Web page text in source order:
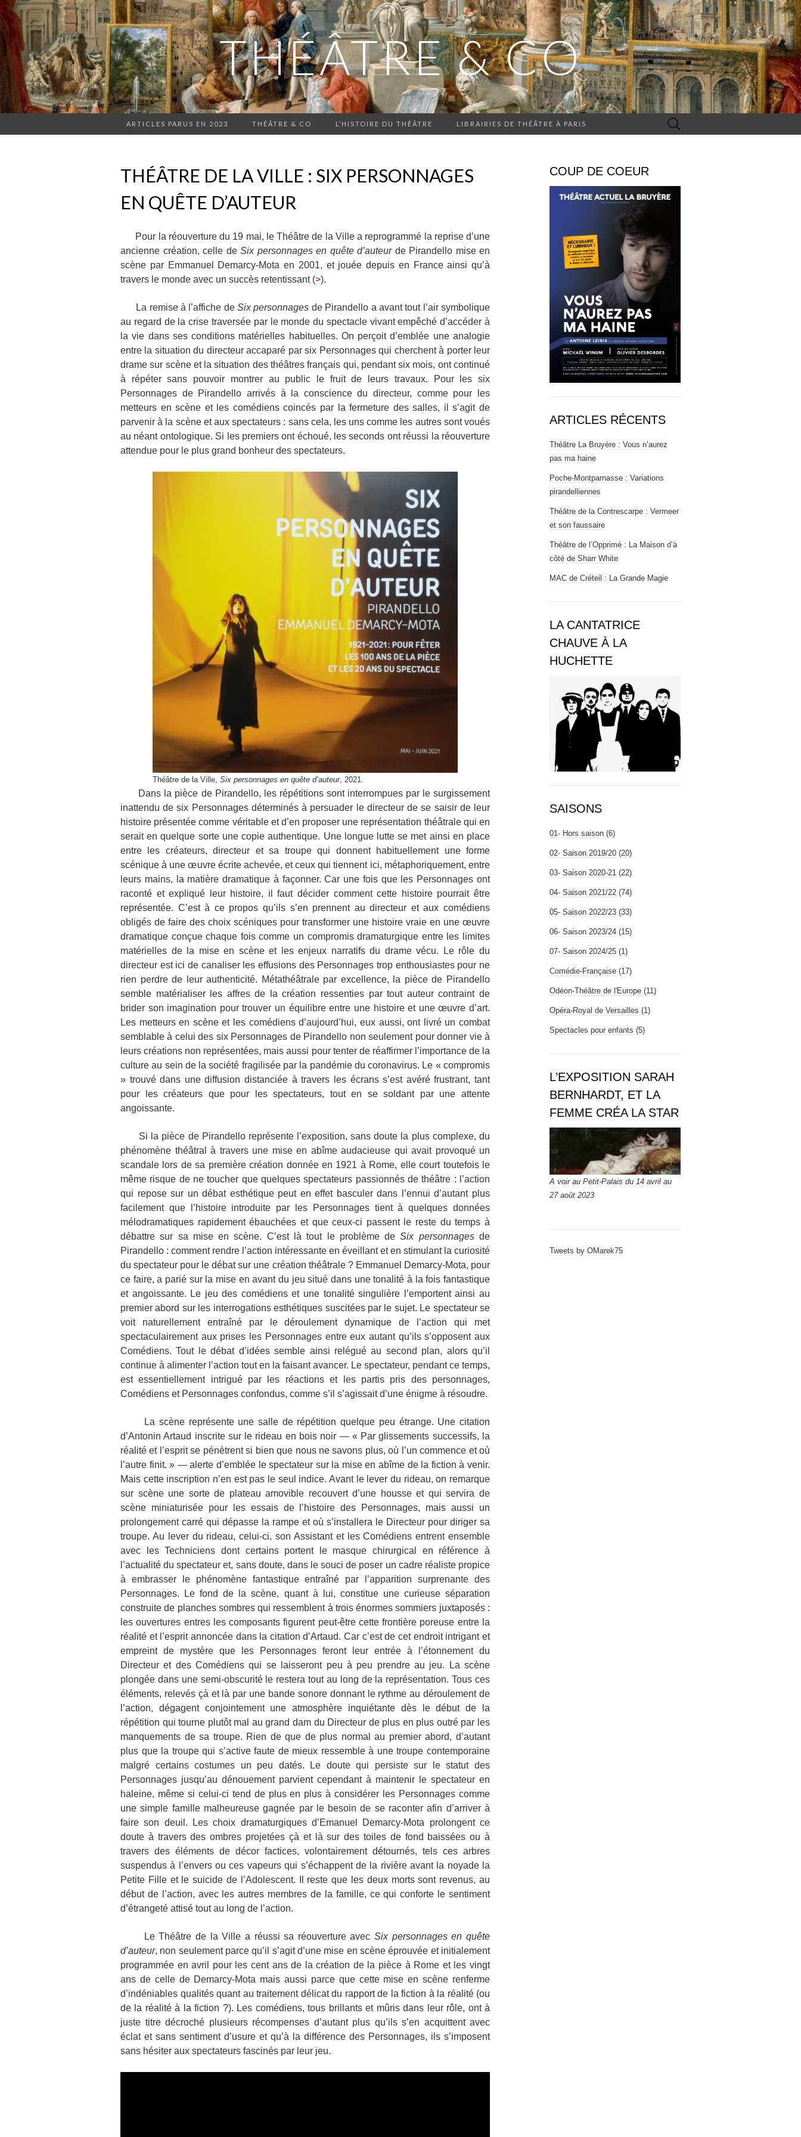
THÉÂTRE & CO
ARTICLES PARUS EN 2023 THÉÂTRE & CO L’HISTOIRE DU THÉÂTRE LIBRAIRIES DE THÉÂTRE À PARIS Rechercher :
THÉÂTRE DE LA VILLE : SIX PERSONNAGES
EN QUÊTE D’AUTEUR
Pour la réouverture du 19 mai, le Théâtre de la Ville a reprogrammé la reprise d’une
ancienne création, celle de Six personnages en quête d’auteurde Pirandello mise en
scène par Emmanuel Demarcy-Mota en 2001, et jouée depuis en France ainsi qu’à
travers le monde avec un succès retentissant (>).
La remise à l’affiche deSix personnages de Pirandello a avant tout l’air symbolique
au regard de la crise traversée par le monde du spectacle vivant empêché d’accéder à
la vie dans ses conditions matérielles habituelles. On perçoit d’emblée une analogie
entre la situation du directeur accaparé par six Personnages qui cherchent à porter leur
drame sur scène et la situation des théâtres français qui, pendant six mois, ont continué
à répéter sans pouvoir montrer au public le fruit de leurs travaux. Pour les six
Personnages de Pirandello arrivés à la conscience du directeur, comme pour les
metteurs en scène et les comédiens coincés par la fermeture des salles, il s’agit de
parvenir à la scène et aux spectateurs : sans cela, les uns comme les autres sont voués
au néant ontologique. Si les premiers ont échoué, les seconds ont réussi la réouverture
attendue pour le plus grand bonheur des spectateurs.
Théâtre de la Ville, Six personnages en quête d’auteur, 2021.
Dans la pièce de Pirandello, les répétitions sont interrompues par le surgissement
inattendu de six Personnages déterminés à persuader le directeur de se saisir de leur
histoire présentée comme véritable et d’en proposer une représentation théâtrale qui en
serait en quelque sorte une copie authentique. Une longue lutte se met ainsi en place
entre les créateurs, directeur et sa troupe qui donnent habituellement une forme
scénique à une œuvre écrite achevée, et ceux qui tiennent ici, métaphoriquement, entre
leurs mains, la matière dramatique à façonner. Car une fois que les Personnages ont
raconté et expliqué leur histoire, il faut décider comment cette histoire pourrait être
représentée. C’est à ce propos qu’ils s’en prennent au directeur et aux comédiens
obligés de faire des choix scéniques pour transformer une histoire vraie en une œuvre
dramatique conçue chaque fois comme un compromis dramaturgique entre les limites
matérielles de la mise en scène et les enjeux narratifs du drame vécu. Le rôle du
directeur est ici de canaliser les effusions des Personnages trop enthousiastes pour ne
rien perdre de leur authenticité. Métathéâtrale par excellence, la pièce de Pirandello
semble matérialiser les affres de la création ressenties par tout auteur contraint de
brider son imagination pour trouver un équilibre entre une histoire et une œuvre d’art.
Les metteurs en scène et les comédiens d’aujourd’hui, eux aussi, ont livré un combat
semblable à celui des six Personnages de Pirandello non seulement pour donner vie à
leurs créations non représentées, mais aussi pour tenter de réaffirmer l’importance de la
culture au sein de la société fragilisée par la pandémie du coronavirus. Le « compromis
» trouvé dans une diffusion distanciée à travers les écrans s’est avéré frustrant, tant
pour les créateurs que pour les spectateurs, tout en se soldant par une attente
angoissante.
Si la pièce de Pirandello représente l’exposition, sans doute la plus complexe, du
phénomène théâtral à travers une mise en abîme audacieuse qui avait provoqué un
scandale lors de sa première création donnée en 1921 à Rome, elle court toutefois le
même risque de ne toucher que quelques spectateurs passionnés de théâtre : l’action
qui repose sur un débat esthétique peut en effet basculer dans l’ennui d’autant plus
facilement que l’histoire introduite par les Personnages tient à quelques données
mélodramatiques rapidement ébauchées et que ceux-ci passent le reste du temps à
débattre sur sa mise en scène. C’est là tout le problème deSix personnagesde
Pirandello : comment rendre l’action intéressante en éveillant et en stimulant la curiosité
du spectateur pour le débat sur une création théâtrale ? Emmanuel Demarcy-Mota, pour
ce faire, a parié sur la mise en avant du jeu situé dans une tonalité à la fois fantastique
et angoissante. Le jeu des comédiens et une tonalité singulière l’emportent ainsi au
premier abord sur les interrogations esthétiques suscitées par le sujet. Le spectateur se
voit naturellement entraîné par le déroulement dynamique de l’action qui met
spectaculairement aux prises les Personnages entre eux autant qu’ils s’opposent aux
Comédiens. Tout le débat d’idées semble ainsi relégué au second plan, alors qu’il
continue à alimenter l’action tout en la faisant avancer. Le spectateur, pendant ce temps,
est essentiellement intrigué par les réactions et les partis pris des personnages,
Comédiens et Personnages confondus, comme s’il s’agissait d’une énigme à résoudre.
La scène représente une salle de répétition quelque peu étrange. Une citation
d’Antonin Artaud inscrite sur le rideau en bois noir ― « Par glissements successifs, la
réalité et l’esprit se pénètrent si bien que nous ne savons plus, où l’un commence et où
l’autre finit. » ― alerte d’emblée le spectateur sur la mise en abîme de la fiction à venir.
Mais cette inscription n’en est pas le seul indice. Avant le lever du rideau, on remarque
sur scène une sorte de plateau amovible recouvert d’une housse et qui servira de
scène miniaturisée pour les essais de l’histoire des Personnages, mais aussi un
prolongement carré qui dépasse la rampe et où s’installera le Directeur pour diriger sa
troupe. Au lever du rideau, celui-ci, son Assistant et les Comédiens entrent ensemble
avec les Techniciens dont certains portent le masque chirurgical en référence à
l’actualité du spectateur et, sans doute, dans le souci de poser un cadre réaliste propice
à embrasser le phénomène fantastique entraîné par l’apparition surprenante des
Personnages. Le fond de la scène, quant à lui, constitue une curieuse séparation
construite de planches sombres qui ressemblent à trois énormes sommiers juxtaposés :
les ouvertures entres les composants figurent peut-être cette frontière poreuse entre la
réalité et l’esprit annoncée dans la citation d’Artaud. Car c’est de cet endroit intrigant et
empreint de mystère que les Personnages feront leur entrée à l’étonnement du
Directeur et des Comédiens qui se laisseront peu à peu prendre au jeu. La scène
plongée dans une semi-obscurité le restera tout au long de la représentation. Tous ces
éléments, relevés çà et là par une bande sonore donnant le rythme au déroulement de
l’action, dégagent conjointement une atmosphère inquiétante dès le début de la
répétition qui tourne plutôt mal au grand dam du Directeur de plus en plus outré par les
manquements de sa troupe. Rien de que de plus normal au premier abord, d’autant
plus que la troupe qui s’active faute de mieux ressemble à une troupe contemporaine
malgré certains costumes un peu datés. Le doute qui persiste sur le statut des
Personnages jusqu’au dénouement parvient cependant à maintenir le spectateur en
haleine, même si celui-ci tend de plus en plus à considérer les Personnages comme
une simple famille malheureuse gagnée par le besoin de se raconter afin d’arriver à
faire son deuil. Les choix dramaturgiques d’Emanuel Demarcy-Mota prolongent ce
doute à travers des ombres projetées çà et là sur des toiles de fond baissées ou à
travers des éléments de décor factices, volontairement détournés, tels ces arbres
suspendus à l’envers ou ces vapeurs qui s’échappent de la rivière avant la noyade la
Petite Fille et le suicide de l’Adolescent. Il reste que les deux morts sont revenus, au
début de l’action, avec les autres membres de la famille, ce qui conforte le sentiment
d’étrangeté attisé tout au long de l’action.
Le Théâtre de la Ville a réussi sa réouverture avecSix personnages en quête
d’auteur, non seulement parce qu’il s’agit d’une mise en scène éprouvée et initialement
programmée en avril pour les cent ans de la création de la pièce à Rome et les vingt
ans de celle de Demarcy-Mota mais aussi parce que cette mise en scène renferme
d’indéniables qualités quant au traitement délicat du rapport de la fiction à la réalité (ou
de la réalité à la fiction ?). Les comédiens, tous brillants et mûris dans leur rôle, ont à
juste titre décroché plusieurs récompenses d’autant plus qu’ils s’en acquittent avec
éclat et sans sentiment d’usure et qu’à la différence des Personnages, ils s’imposent
sans hésiter aux spectateurs fascinés par leur jeu.
COUP DE COEUR
ARTICLES RÉCENTS
Théâtre La Bruyère : Vous n’aurez
pas ma haine
Poche-Montparnasse : Variations
pirandelliennes
Théâtre de la Contrescarpe : Vermeer
et son faussaire
Théâtre de l’Opprimé : La Maison d’à
côté de Sharr White
MAC de Créteil : La Grande Magie
LA CANTATRICE
CHAUVE À LA
HUCHETTE
SAISONS
01- Hors saison (6)
02- Saison 2019/20 (20)
03- Saison 2020-21 (22)
04- Saison 2021/22 (74)
05- Saison 2022/23 (33)
06- Saison 2023/24 (15)
07- Saison 2024/25 (1)
Comédie-Française (17)
Odéon-Théâtre de l'Europe (11)
Opéra-Royal de Versailles (1)
Spectacles pour enfants (5)
L’EXPOSITION SARAH
BERNHARDT, ET LA
FEMME CRÉA LA STAR
A voir au Petit-Palais du 14 avril au
27 août 2023
Tweets by OMarek75